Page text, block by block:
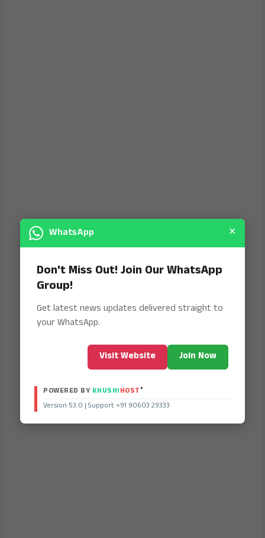
WhatsApp ×
Don't Miss Out! Join Our WhatsApp
Group!
Get latest news updates delivered straight to
your WhatsApp.
Visit Website Join Now
POWERED BY KHUSHIHOST®
Version 53.0 | Support +91 90603 29333